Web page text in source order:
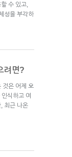
수 있고,
성을 부각하
려면?
것은 어제 오
식하고 여
최근 나온